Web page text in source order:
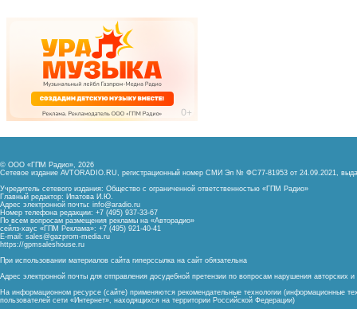
© ООО «ГПМ Радио», 2026
Сетевое издание AVTORADIO.RU, регистрационный номер СМИ Эл № ФС77-81953 от 24.09.2021,
Учредитель сетевого издания: Общество с ограниченной ответственностью «ГПМ Радио»
Главный редактор: Ипатова И.Ю.
Адрес электронной почты: info@aradio.ru
Номер телефона редакции: +7 (495) 937-33-67
По всем вопросам размещения рекламы на «Авторадио»
сейлз-хаус «ГПМ Реклама»: +7 (495) 921-40-41
E-mail: sales@gazprom-media.ru
https://gpmsaleshouse.ru
При использовании материалов сайта гиперссылка на сайт обязательна
Адрес электронной почты для отправления досудебной претензии по вопросам нарушения авторских
На информационном ресурсе (сайте) применяются рекомендательные технологии (информационные
пользователей сети «Интернет», находящихся на территории Российской Федерации)